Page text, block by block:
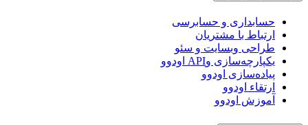
حسابداری و حسابرسی
ارتباط با مشتریان
طراحی وبسایت و سئو
یکپارچه‌سازی وAPI اودوو
پیاده‌سازی اودوو
ارتقاء اودوو
آموزش اودوو